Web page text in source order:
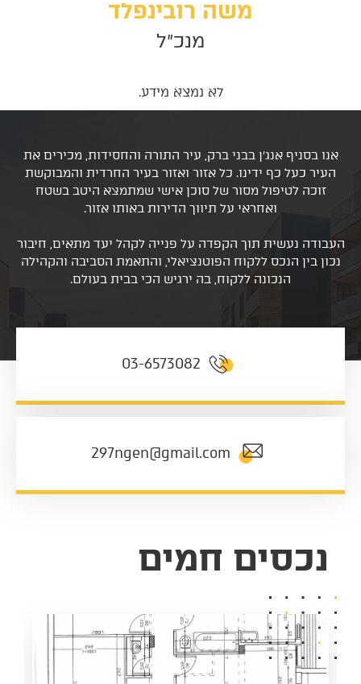
משה רובינפלד
מנכ"ל
לא נמצא מידע.
אנו בסניף אנג'ן בבני ברק, עיר התורה והחסידות, מכירים את
העיר כעל כף ידינו. כל אזור ואזור בעיר החרדית והמבוקשת
זוכה לטיפול מסור של סוכן אישי שמתמצא היטב בשטח
ואחראי על תיווך הדירות באותו אזור.
העבודה נעשית תוך הקפדה על פנייה לקהל יעד מתאים, חיבור
נכון בין הנכס ללקוח הפוטנציאלי, והתאמת הסביבה והקהילה
הנכונה ללקוח, בה ירגיש הכי בבית בעולם.
03-6573082
297ngen@gmail.com
נכסים חמים